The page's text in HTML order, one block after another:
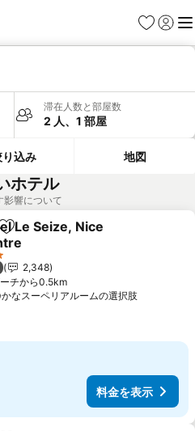
お気に入り
ログイ
メ
滞在人数と部屋数
2 人、1 部屋
り込み 地図
ホテル
影響について
お気に入りに追加
Le Seize, Nice
表示
ルのランク
2,348
チから0.5km
なスーペリアルームの選択肢料金を表
料金を表示